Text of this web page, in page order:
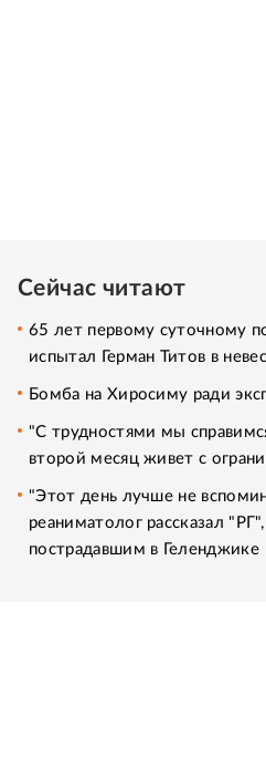
Сейчас читают
65 лет первому суточному
испытал Герман Титов в
Бомба на Хиросиму ради
"С трудностями мы
второй месяц живет с
"Этот день лучше не
реаниматолог рассказал
пострадавшим в Геленджике